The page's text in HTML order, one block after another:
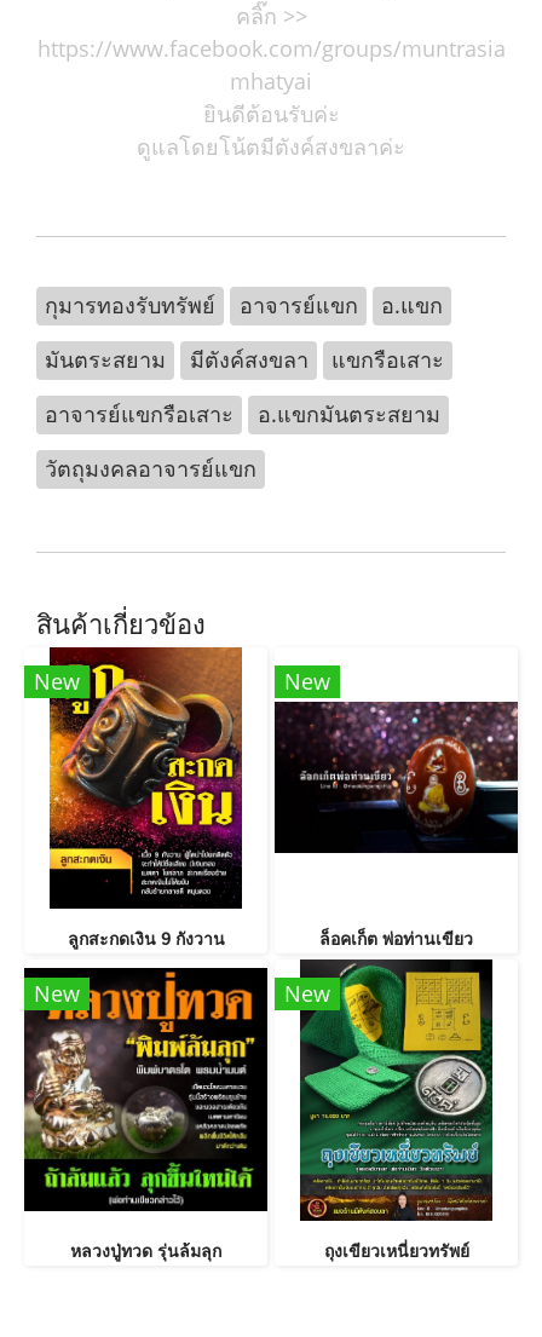
คลิ๊ก >>
https://www.facebook.com/groups/muntrasia
mhatyai
ยินดีต้อนรับค่ะ
ดูแลโดยโน้ตมีตังค์สงขลาค่ะ
กุมารทองรับทรัพย์ อาจารย์แขก
อ.แขก
มันตระสยาม
มีตังค์สงขลา
แขกรือเสาะ
อาจารย์แขกรือเสาะ
อ.แขกมันตระสยาม
วัตถุมงคลอาจารย์แขก
สินค้าเกี่ยวข้อง
New
ลูกสะกดเงิน 9 กังวาน
New
ล็อคเก็ต พ่อท่านเขียว
New
หลวงปู่ทวด รุ่นล้มลุก
New
ถุงเขียวเหนี่ยวทรัพย์